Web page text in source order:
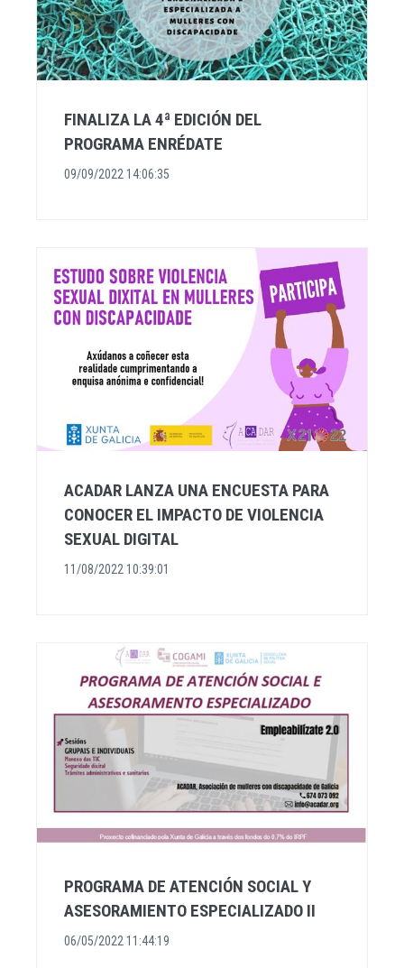
FINALIZA LA 4ª EDICIÓN DEL
PROGRAMA ENRÉDATE
09/09/2022 14:06:35
ACADAR LANZA UNA ENCUESTA PARA
CONOCER EL IMPACTO DE VIOLENCIA
SEXUAL DIGITAL
11/08/2022 10:39:01
PROGRAMA DE ATENCIÓN SOCIAL Y
ASESORAMIENTO ESPECIALIZADO II
06/05/2022 11:44:19